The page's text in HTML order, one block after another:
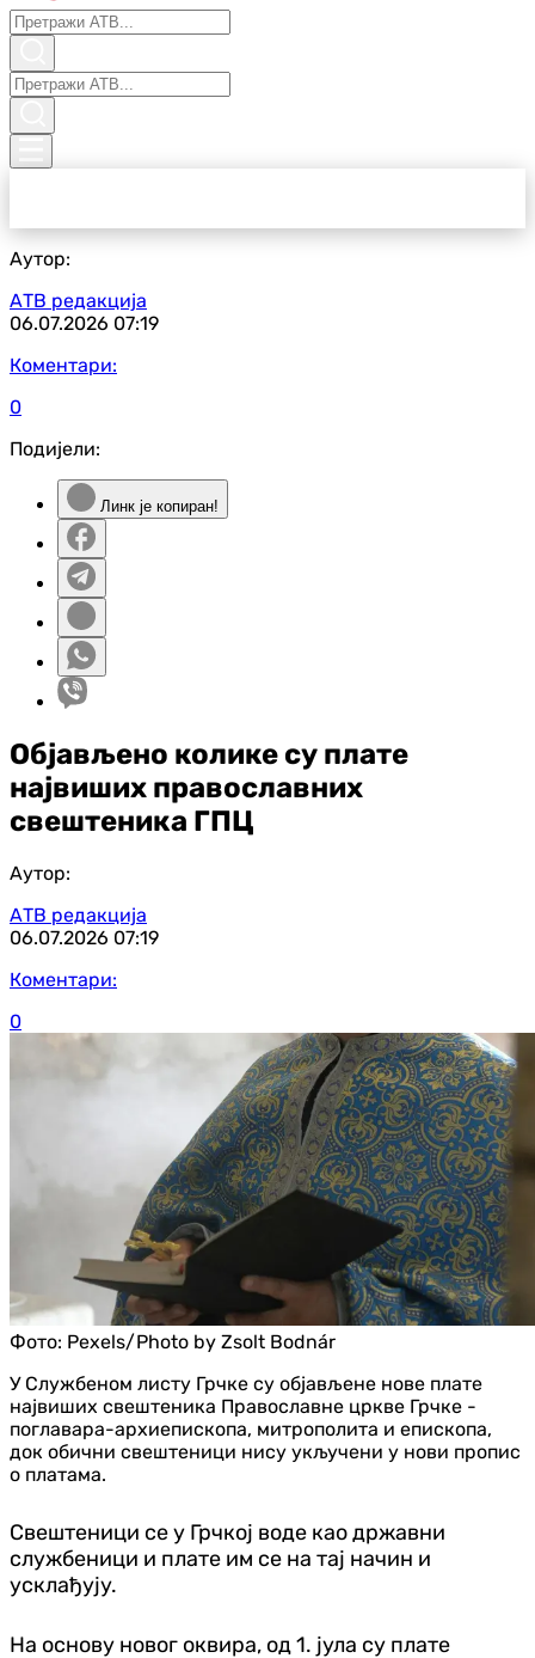
Аутор:
АТВ редакција
06.07.2026 07:19
Коментари:
0
Подијели:
Линк је копиран!
Објављено колике су плате
највиших православних
свештеника ГПЦ
Аутор:
АТВ редакција
06.07.2026 07:19
Коментари:
0
Фото: Pexels/Photo by Zsolt Bodnár
У Службеном листу Грчке су објављене нове плате
највиших свештеника Православне цркве Грчке -
поглавара-архиепископа, митрополита и епископа,
док обични свештеници нису укључени у нови пропис
о платама.
Свештеници се у Грчкој воде као државни
службеници и плате им се на тај начин и
усклађују.
На основу новог оквира, од 1. јула су плате